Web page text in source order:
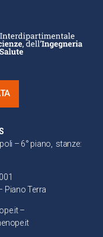
– 6° piano, stanze:
Piano Terra
–